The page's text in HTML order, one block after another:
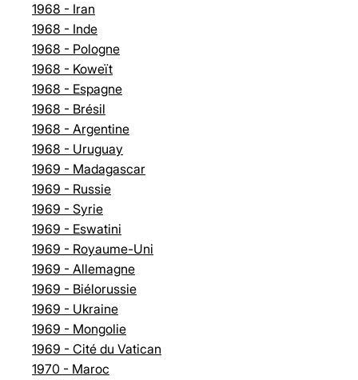
1968 - Iran
1968 - Inde
1968 - Pologne
1968 - Koweït
1968 - Espagne
1968 - Brésil
1968 - Argentine
1968 - Uruguay
1969 - Madagascar
1969 - Russie
1969 - Syrie
1969 - Eswatini
1969 - Royaume-Uni
1969 - Allemagne
1969 - Biélorussie
1969 - Ukraine
1969 - Mongolie
1969 - Cité du Vatican
1970 - Maroc